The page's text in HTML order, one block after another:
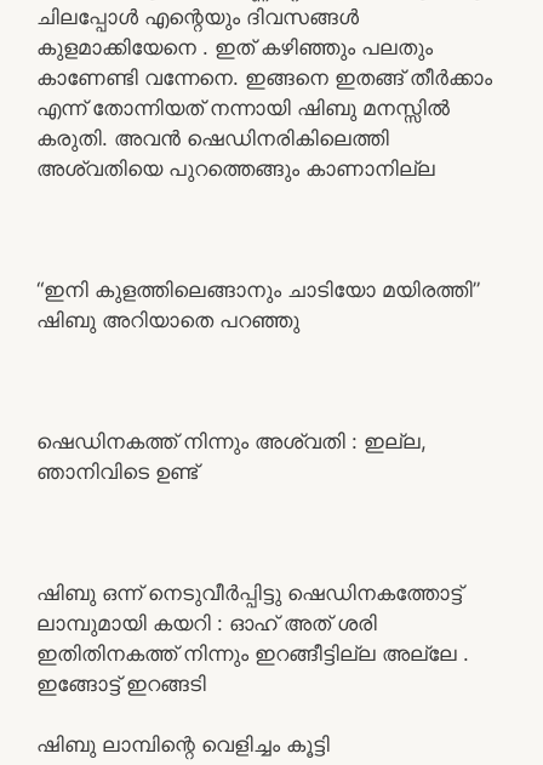
ചിലപ്പോൾ എന്റെയും ദിവസങ്ങൾ
കുളമാക്കിയേനെ . ഇത് കഴിഞ്ഞും പലതും
കാണേണ്ടി വന്നേനെ. ഇങ്ങനെ ഇതങ്ങ് തീർക്കാം
എന്ന് തോന്നിയത് നന്നായി ഷിബു മനസ്സിൽ
കരുതി. അവൻ ഷെഡിനരികിലെത്തി
അശ്വതിയെ പുറത്തെങ്ങും കാണാനില്ല
“ഇനി കുളത്തിലെങ്ങാനും ചാടിയോ മയിരത്തി”
ഷിബു അറിയാതെ പറഞ്ഞു
ഷെഡിനകത്ത് നിന്നും അശ്വതി : ഇല്ല,
ഞാനിവിടെ ഉണ്ട്
ഷിബു ഒന്ന് നെടുവീർപ്പിട്ടു ഷെഡിനകത്തോട്ട്
ലാമ്പുമായി കയറി : ഓഹ് അത് ശരി
ഇതിതിനകത്ത് നിന്നും ഇറങ്ങീട്ടില്ല അല്ലേ .
ഇങ്ങോട്ട് ഇറങ്ങടി
ഷിബു ലാമ്പിന്റെ വെളിച്ചം കൂട്ടി